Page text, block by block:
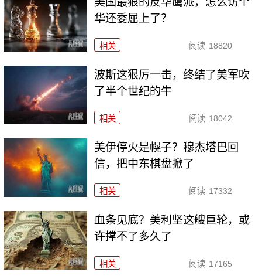
华还委屈上了？
相关 阅读 18820
波斯这狠厉一击，终结了美军吹
了半个世纪的牛
相关 阅读 18042
美伊停火是幌子？穆杰塔巴回
信，把中东棋盘掀了
相关 阅读 17332
血条见底？美利坚这艘巨轮，或
许撑不了多久了
相关 阅读 17165